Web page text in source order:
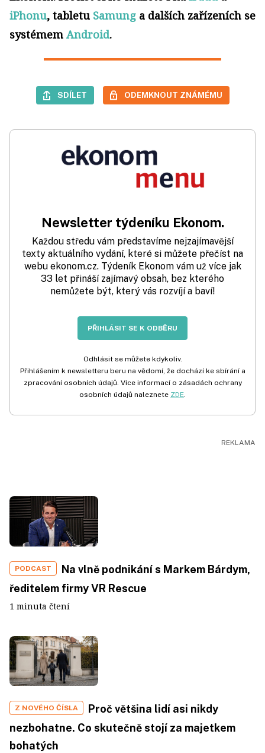
iPhonu, tabletu Samung a dalších zařízeních se
systémem Android.
SDÍLET ODEMKNOUT ZNÁMÉMU
Newsletter týdeníku Ekonom.
Každou středu vám představíme nejzajímavější
texty aktuálního vydání, které si můžete přečíst na
webu ekonom.cz. Týdeník Ekonom vám už více jak
33 let přináší zajímavý obsah, bez kterého
nemůžete být, který vás rozvíjí a baví!
PŘIHLÁSIT SE K ODBĚRU
Odhlásit se můžete kdykoliv.
Přihlášením k newsletteru beru na vědomí, že dochází ke sbírání a
zpracování osobních údajů. Více informací o zásadách ochrany
osobních údajů naleznete ZDE.
PODCAST
Na vlně podnikání s Markem Bárdym,
ředitelem firmy VR Rescue
1 minuta čtení
Z NOVÉHO ČÍSLA
Proč většina lidí asi nikdy
nezbohatne. Co skutečně stojí za majetkem
bohatých